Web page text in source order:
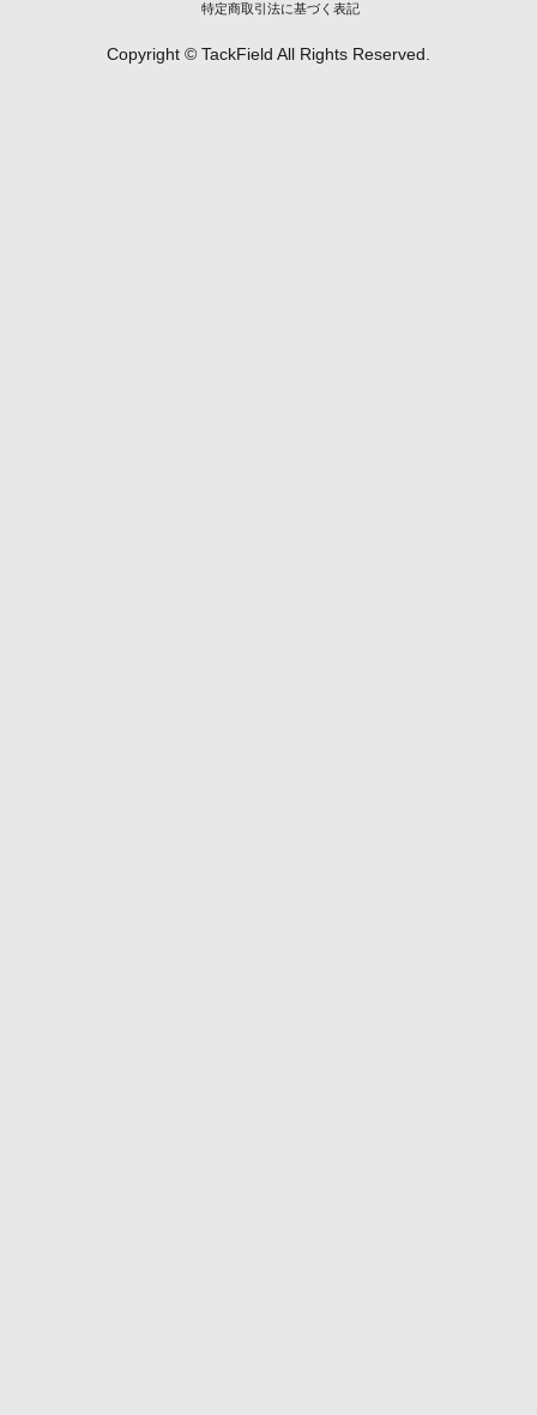
特定商取引法に基づく表記
Copyright © TackField All Rights Reserved.